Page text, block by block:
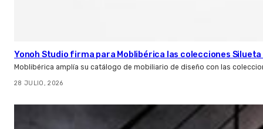
Yonoh Studio firma para Moblibérica las colecciones Silueta
Moblibérica amplía su catálogo de mobiliario de diseño con las
28 JULIO, 2026